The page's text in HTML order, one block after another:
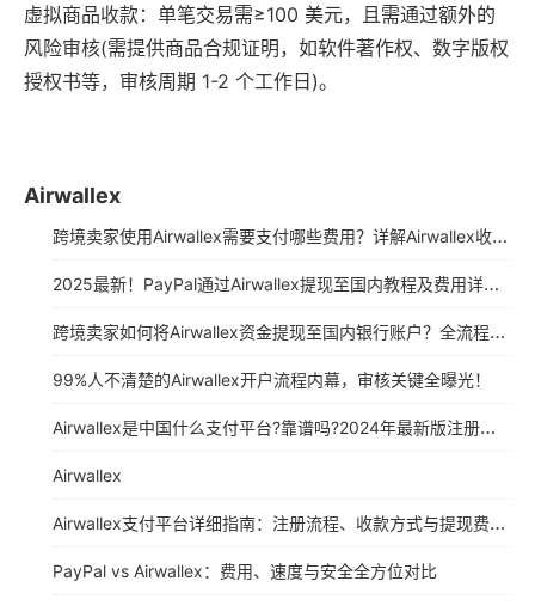
虚拟商品收款：单笔交易需≥100 美元，且需通过额外的
风险审核(需提供商品合规证明，如软件著作权、数字版权
授权书等，审核周期 1-2 个工作日)。
Airwallex
跨境卖家使用Airwallex需要支付哪些费用？详解Airwallex收费说明（2025年最新版）
2025最新！PayPal通过Airwallex提现至国内教程及费用详解！
跨境卖家如何将Airwallex资金提现至国内银行账户？全流程解析与优化策略
99%人不清楚的Airwallex开户流程内幕，审核关键全曝光！
Airwallex是中国什么支付平台?靠谱吗?2024年最新版注册使用指南
Airwallex
Airwallex支付平台详细指南：注册流程、收款方式与提现费率全解析
PayPal vs Airwallex：费用、速度与安全全方位对比